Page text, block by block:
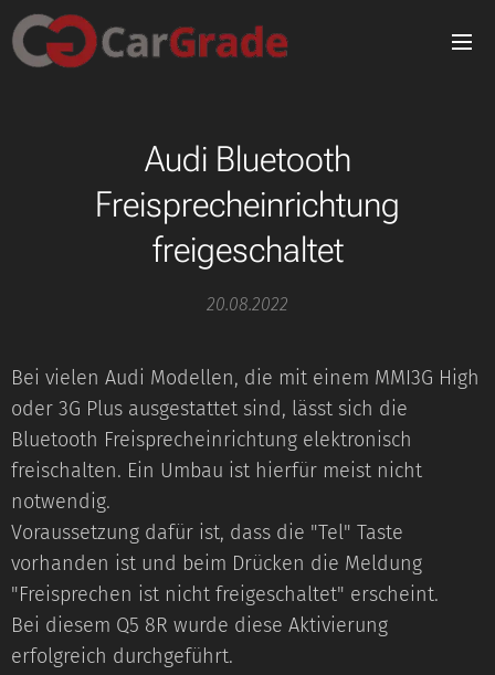
Audi Bluetooth
Freisprecheinrichtung
freigeschaltet
20.08.2022
Bei vielen Audi Modellen, die mit einem MMI3G High
oder 3G Plus ausgestattet sind, lässt sich die
Bluetooth Freisprecheinrichtung elektronisch
freischalten. Ein Umbau ist hierfür meist nicht
notwendig.
Voraussetzung dafür ist, dass die "Tel" Taste
vorhanden ist und beim Drücken die Meldung
"Freisprechen ist nicht freigeschaltet" erscheint.
Bei diesem Q5 8R wurde diese Aktivierung
erfolgreich durchgeführt.